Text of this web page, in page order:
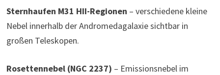
Sternhaufen M31 HII-Regionen – verschiedene kleine
Nebel innerhalb der Andromedagalaxie sichtbar in
großen Teleskopen.
Rosettennebel (NGC 2237) – Emissionsnebel im